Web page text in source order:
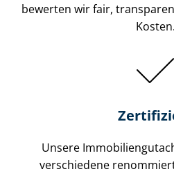
bewerten wir fair,
Kosten.
Unsere
verschiedene